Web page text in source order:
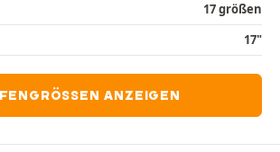
17 größen
17"
ANZEIGEN